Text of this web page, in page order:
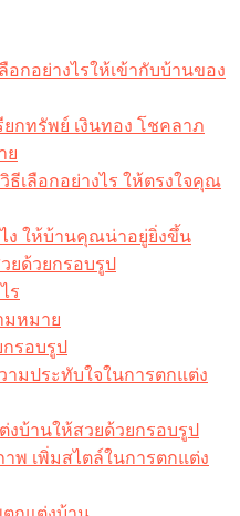
อกอย่างไรให้เข้ากับบ้านของ
กทรัพย์ เงินทอง โชคลาภ
ย
เลือกอย่างไร ให้ตรงใจคุณ
ง ให้บ้านคุณน่าอยู่ยิ่งขึ้น
ยด้วยกรอบรูป
ร​
มหมาย
รอบรูป
มประทับใจในการตกแต่ง
บ้านให้สวยด้วยกรอบรูป
พ เพิ่มสไตล์ในการตกแต่ง